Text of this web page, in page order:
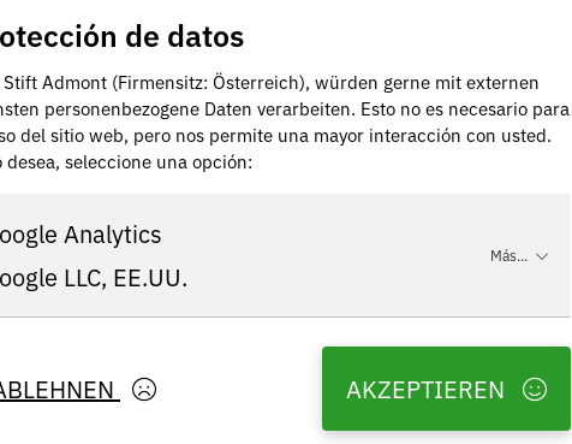
de datos
Stift Admont (Firmensitz: Österreich), würden gerne mit externen
personenbezogene Daten verarbeiten. Esto no es necesario para
del sitio web, pero nos permite una mayor interacción con usted.
desea, seleccione una opción:
Analytics
LLC, EE.UU.
Más...
AKZEPTIEREN